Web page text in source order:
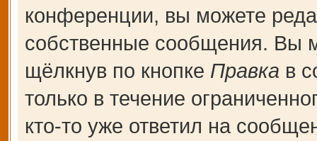
конференции, вы можете
собственные сообщения. Вы
щёлкнув по кнопке Правка в
только в течение
кто-то уже ответил на